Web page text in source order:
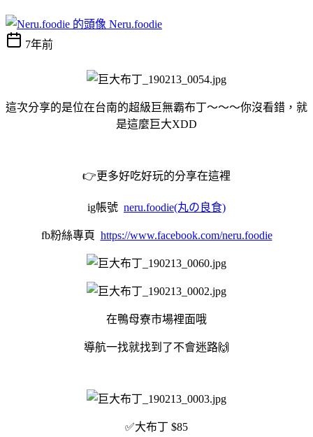
Neru.foodie
7年前
這次分享的是位在台南的超級巨無霸布丁～～～你沒看錯，就
是這麼巨大XDD
👉更多好吃好玩的分享在這裡
ig帳號 neru.foodie(丸の良食)
fb粉絲專頁 https://www.facebook.com/neru.foodie
在鴨母寮市場裡面哦
導航一找就找到了不會迷路🙌
✅大布丁 $85